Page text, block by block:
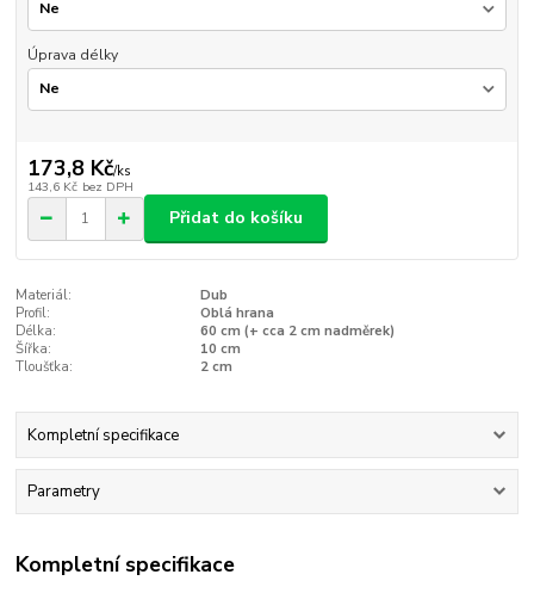
Úprava délky
173,8 Kč/ks
143,6 Kč bez DPH
Přidat do košíku
Materiál:
Dub
Profil:
Oblá hrana
Délka:
60 cm (+ cca 2 cm nadměrek)
Šířka:
10 cm
Tloušťka:
2 cm
Kompletní specifikace
Parametry
Kompletní specifikace